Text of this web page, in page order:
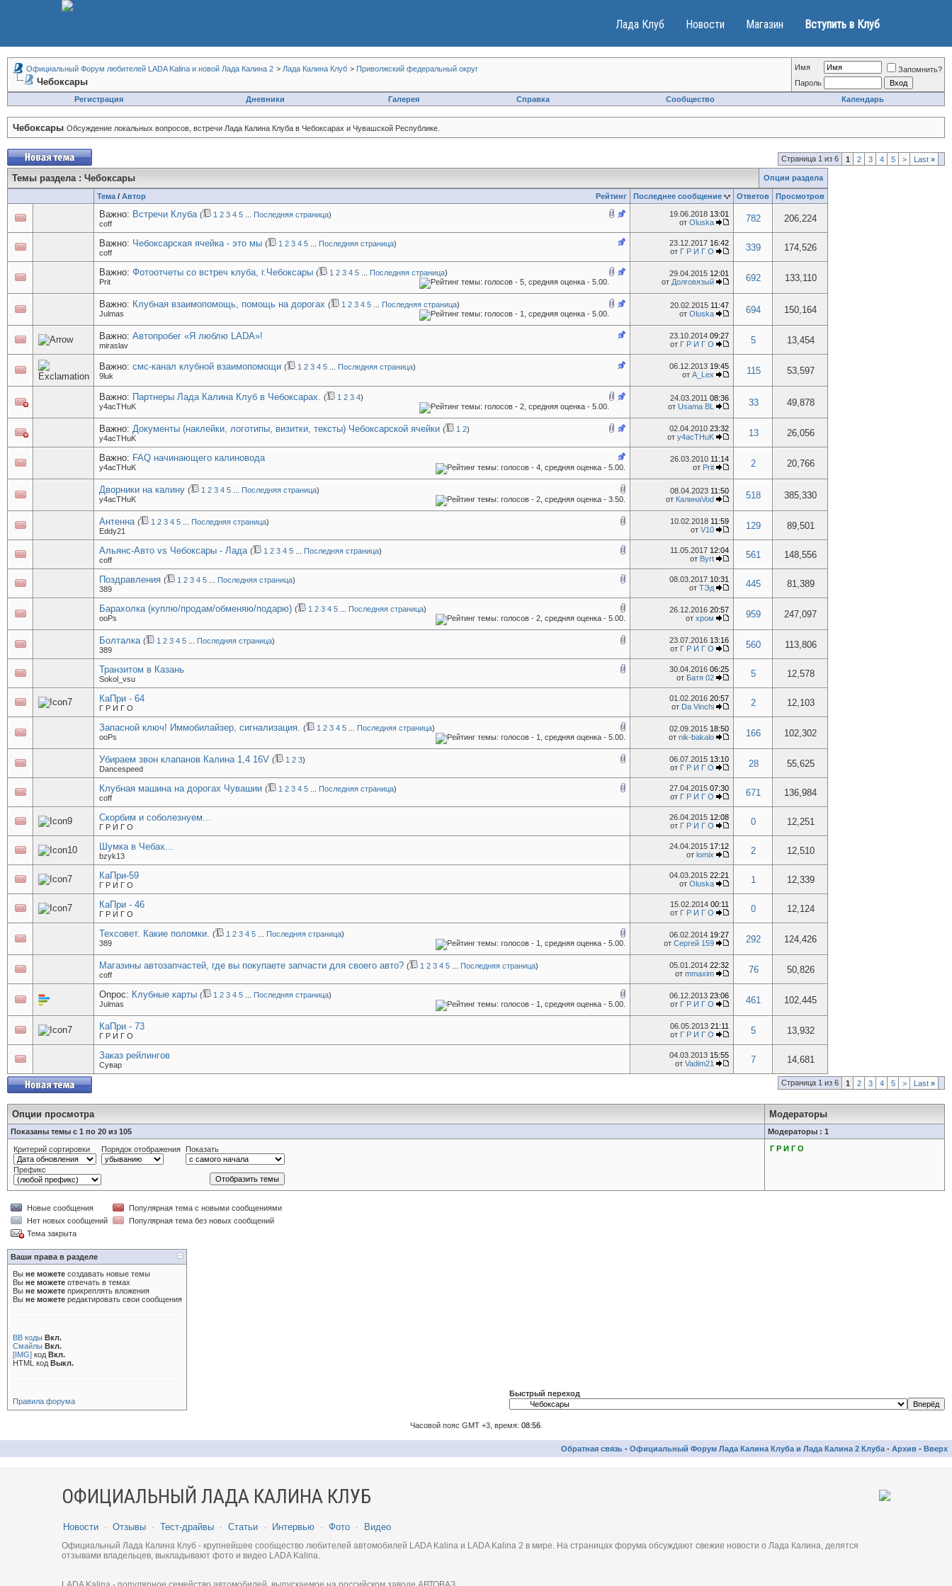
Лада Клуб Новости Магазин Вступить в Клуб
Официальный Форум любителей LADA Kalina и новой Лада Калина 2 > Лада Калина Клуб > Приволжский федеральный округ
Чебоксары
Имя
Запомнить?
Пароль
Регистрация
Дневники Галерея Справка Сообщество Календарь
Чебоксары Обсуждение локальных вопросов, встречи Лада Калина Клуба в Чебоксарах и Чувашской Республике.
Страница 1 из 6 1 2 3 4 5 > Last »
Темы раздела: Чебоксары Опции раздела
Рейтинг
Тема / Автор Последнее сообщение Ответов Просмотров
Важно: Встречи Клуба ( 1 2 3 4 5 Последняя страница)
coff
19.06.2018 13:01
от Oluska 782 206,224
Важно: Чебоксарская ячейка - это мы ( 1 2 3 4 5 Последняя страница)
coff
23.12.2017 16:42
от Г Р И Г О 339 174,526
Важно: Фотоотчеты со встреч клуба, г.Чебоксары ( 1 2 3 4 5 Последняя страница)
Prit
29.04.2015 12:01
от Долговязый 692 133,110
Важно: Клубная взаимопомощь, помощь на дорогах ( 1 2 3 4 5 Последняя страница)
Julmas
20.02.2015 11:47
от Oluska 694 150,164
Важно: Автопробег «Я люблю LADA»!
miraslav
23.10.2014 09:27
от Г Р И Г О 5 13,454
Важно: смс-канал клубной взаимопомощи ( 1 2 3 4 5 Последняя страница)
9luk
06.12.2013 19:45
от A_Lex 115 53,597
Важно: Партнеры Лада Калина Клуб в Чебоксарах. ( 1 2 3 4)
y4acTHuK
24.03.2011 08:36
от Usama BL 33 49,878
Важно: Документы (наклейки, логотипы, визитки, тексты) Чебоксарской ячейки ( 1 2)
y4acTHuK
02.04.2010 23:32
от y4acTHuK 13 26,056
Важно: FAQ начинающего калиновода
y4acTHuK
26.03.2010 11:14
от Prit 2 20,766
Дворники на калину ( 1 2 3 4 5 Последняя страница)
y4acTHuK
08.04.2023 11:50
от КалинаVod 518 385,330
Антенна ( 1 2 3 4 5 Последняя страница)
Eddy21
10.02.2018 11:59
от V10 129 89,501
Альянс-Авто vs Чебоксары - Лада ( 1 2 3 4 5 Последняя страница)
coff
11.05.2017 12:04
от Byrt 561 148,556
Поздравления ( 1 2 3 4 5 Последняя страница)
389
08.03.2017 10:31
от TЭд 445 81,389
Барахолка (куплю/продам/обменяю/подарю) ( 1 2 3 4 5 Последняя страница)
ooPs
26.12.2016 20:57
от хром 959 247,097
Болталка ( 1 2 3 4 5 Последняя страница)
389
23.07.2016 13:16
от Г Р И Г О 560 113,806
Транзитом в Казань
Sokol_vsu
30.04.2016 06:25
от Батя 02 5 12,578
КаПри - 64
Г Р И Г О
01.02.2016 20:57
от Da Vinchi 2 12,103
Запасной ключ! Иммобилайзер, сигнализация. ( 1 2 3 4 5 Последняя страница)
ooPs
02.09.2015 18:50
от nik-bakalo 166 102,302
Убираем звон клапанов Калина 1,4 16V ( 1 2 3)
Dancespeed
06.07.2015 13:10
от Г Р И Г О 28 55,625
Клубная машина на дорогах Чувашии ( 1 2 3 4 5 Последняя страница)
coff
27.04.2015 07:30
от Г Р И Г О 671 136,984
Скорбим и соболезнуем...
Г Р И Г О
26.04.2015 12:08
от Г Р И Г О 0 12,251
Шумка в Чебах...
bzyk13
24.04.2015 17:12
от lomix 2 12,510
КаПри-59
Г Р И Г О
04.03.2015 22:21
от Oluska 1 12,339
КаПри - 46
Г Р И Г О
15.02.2014 00:11
от Г Р И Г О 0 12,124
Техсовет. Какие поломки. ( 1 2 3 4 5 Последняя страница)
389
06.02.2014 19:27
от Сергей 159 292 124,426
Магазины автозапчастей, где вы покупаете запчасти для своего авто? ( 1 2 3 4 5 Последняя страница)
coff
05.01.2014 22:32
от mmaxim 76 50,826
Опрос: Клубные карты ( 1 2 3 4 5 Последняя страница)
Julmas
06.12.2013 23:06
от Г Р И Г О 461 102,445
КаПри - 73
Г Р И Г О
06.05.2013 21:11
от Г Р И Г О 5 13,932
Заказ рейлингов
Сувар
04.03.2013 15:55
от Vadim21 7 14,681
Страница 1 из 6 1 2 3 4 5 > Last »
Опции просмотра Модераторы
Показаны темы с 1 по 20 из 105 Модераторы : 1
Критерий сортировки Порядок отображения Показать
Префикс
Г Р И Г О
Новые сообщения
Популярная тема с новыми сообщениями
Нет новых сообщений
Популярная тема без новых сообщений
Тема закрыта
Ваши права в разделе
Вы не можете создавать новые темы
Вы не можете отвечать в темах
Вы не можете прикреплять вложения
Вы не можете редактировать свои сообщения
BB коды Вкл.
Смайлы Вкл.
[IMG] код Вкл.
HTML код Выкл.
Правила форума
Быстрый переход
Часовой пояс GMT +3, время: 08:56.
Обратная связь - Официальный Форум Лада Калина Клуба и Лада Калина 2 Клуба - Архив - Вверх
ОФИЦИАЛЬНЫЙ ЛАДА КАЛИНА КЛУБ
Новости · Отзывы · Тест-драйвы · Статьи · Интервью · Фото · Видео
Официальный Лада Калина Клуб - крупнейшее сообщество любителей автомобилей LADA Kalina и LADA Kalina 2 в мире. На страницах форума обсуждают свежие новости о Лада Калина, делятся
отзывами владельцев, выкладывают фото и видео LADA Kalina.